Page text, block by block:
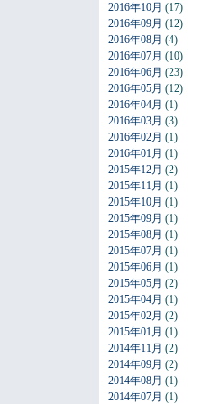
2016年10月 (17)
2016年09月 (12)
2016年08月 (4)
2016年07月 (10)
2016年06月 (23)
2016年05月 (12)
2016年04月 (1)
2016年03月 (3)
2016年02月 (1)
2016年01月 (1)
2015年12月 (2)
2015年11月 (1)
2015年10月 (1)
2015年09月 (1)
2015年08月 (1)
2015年07月 (1)
2015年06月 (1)
2015年05月 (2)
2015年04月 (1)
2015年02月 (2)
2015年01月 (1)
2014年11月 (2)
2014年09月 (2)
2014年08月 (1)
2014年07月 (1)